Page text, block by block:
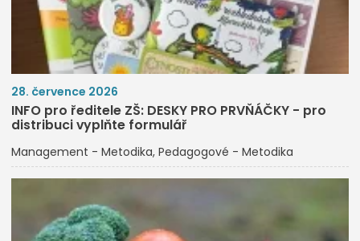
28. července 2026
INFO pro ředitele ZŠ: DESKY PRO PRVŇÁČKY - pro
distribuci vyplňte formulář
Management - Metodika Pedagogové - Metodika